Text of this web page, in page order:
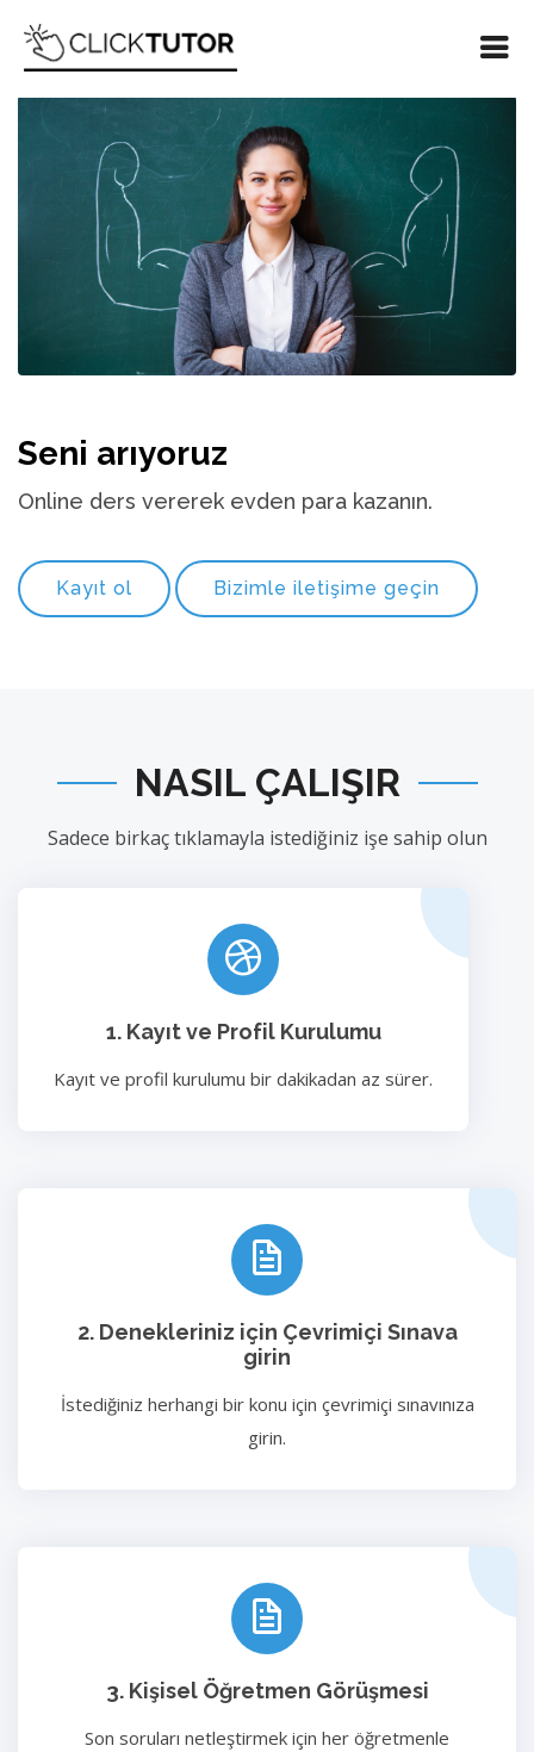
Seni arıyoruz
Online ders vererek evden para kazanın.
Kayıt ol Bizimle iletişime geçin
NASIL ÇALIŞIR
Sadece birkaç tıklamayla istediğiniz işe sahip olun
1. Kayıt ve Profil Kurulumu
Kayıt ve profil kurulumu bir dakikadan az sürer.
2. Denekleriniz için Çevrimiçi Sınava
girin
İstediğiniz herhangi bir konu için çevrimiçi sınavınıza
girin.
3. Kişisel Öğretmen Görüşmesi
Son soruları netleştirmek için her öğretmenle